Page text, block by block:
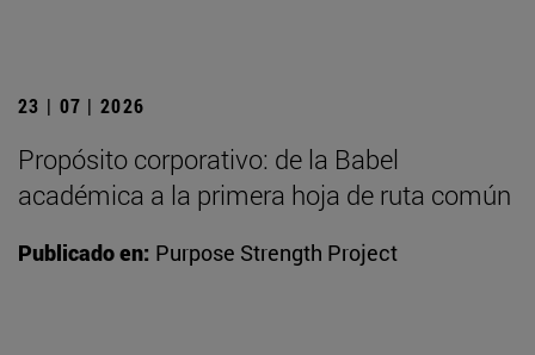
23 | 07 | 2026
Propósito corporativo: de la Babel
académica a la primera hoja de ruta común
Publicado en: Purpose Strength Project